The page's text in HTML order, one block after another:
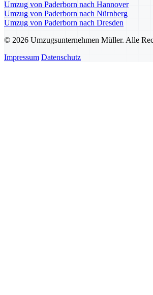
Umzug von Paderborn nach Hannover
Umzug von Paderborn nach Nürnberg
Umzug von Paderborn nach Dresden
© 2026 Umzugsunternehmen Müller. Alle
Impressum Datenschutz